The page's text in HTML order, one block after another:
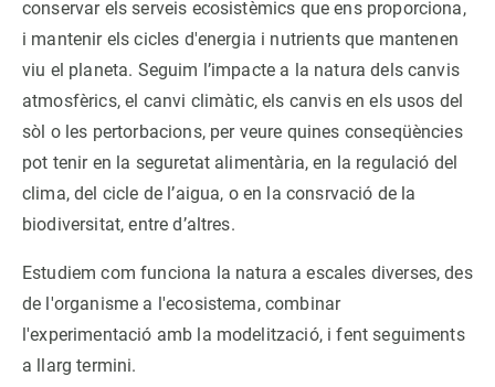
conservar els serveis ecosistèmics que ens proporciona,
i mantenir els cicles d'energia i nutrients que mantenen
viu el planeta. Seguim l’impacte a la natura dels canvis
atmosfèrics, el canvi climàtic, els canvis en els usos del
sòl o les pertorbacions, per veure quines conseqüències
pot tenir en la seguretat alimentària, en la regulació del
clima, del cicle de l’aigua, o en la consrvació de la
biodiversitat, entre d’altres.
Estudiem com funciona la natura a escales diverses, des
de l'organisme a l'ecosistema, combinar
l'experimentació amb la modelització, i fent seguiments
a llarg termini.
PARTICIPA
NOTÍCIES I AGENDA